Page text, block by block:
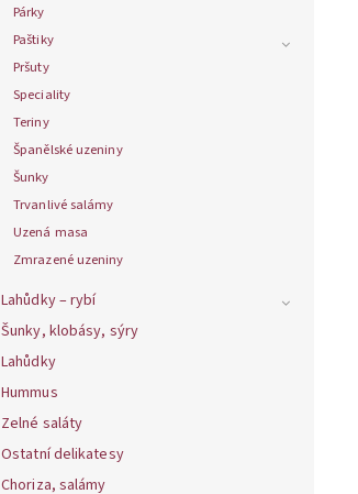
Párky
Paštiky
Pršuty
Speciality
Teriny
Španělské uzeniny
Šunky
Trvanlivé salámy
Uzená masa
Zmrazené uzeniny
Lahůdky – rybí
Šunky, klobásy, sýry
Lahůdky
Hummus
Zelné saláty
Ostatní delikatesy
Choriza, salámy